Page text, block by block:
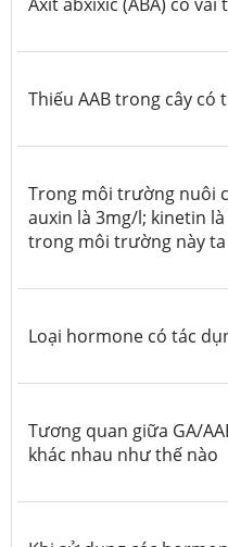
Thiếu AAB trong cây
Trong môi trường nuôi
auxin là 3mg/l; kinetin
trong môi trường này
Loại hormone có tác
Tương quan giữa GA/
khác nhau như thế nào